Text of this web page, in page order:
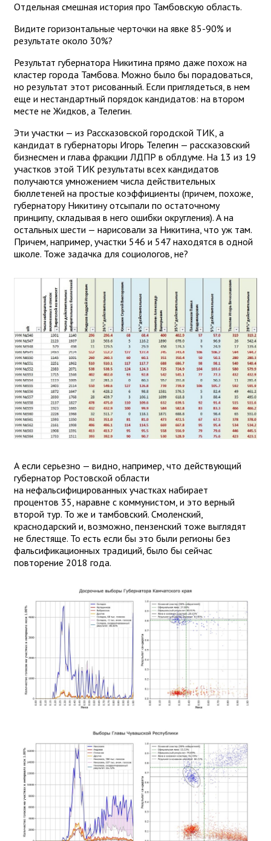
Отдельная смешная история про Тамбовскую область.
Видите горизонтальные черточки на явке 85-90% и
результате около 30%?
Результат губернатора Никитина прямо даже похож на
кластер города Тамбова. Можно было бы порадоваться,
но результат этот рисованный. Если приглядеться, в нем
еще и нестандартный порядок кандидатов: на втором
месте не Жидков, а Телегин.
Эти участки — из Рассказовской городской ТИК, а
кандидат в губернаторы Игорь Телегин — рассказовский
бизнесмен и глава фракции ЛДПР в облдуме. На 13 из 19
участков этой ТИК результаты всех кандидатов
получаются умножением числа действительных
бюллетеней на простые коэффициенты (причем, похоже,
губернатору Никитину отсыпали по остаточному
принципу, складывая в него ошибки округления). А на
остальных шести — нарисовали за Никитина, что уж там.
Причем, например, участки 546 и 547 находятся в одной
школе. Тоже задачка для социологов, не?
А если серьезно — видно, например, что действующий
губернатор Ростовской области
на нефальсифицированных участках набирает
процентов 35, наравне с коммунистом, и это верный
второй тур. То же и тамбовский. Смоленский,
краснодарский и, возможно, пензенский тоже выглядят
не блестяще. То есть если бы это были регионы без
фальсификационных традиций, было бы сейчас
повторение 2018 года.